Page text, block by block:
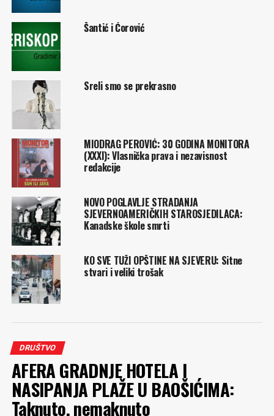
Šantić i Ćorović
Sreli smo se prekrasno
MIODRAG PEROVIĆ: 30 GODINA MONITORA
(XXXI): Vlasnička prava i nezavisnost
redakcije
NOVO POGLAVLJE STRADANJA
SJEVERNOAMERIČKIH STAROSJEDILACA:
Kanadske škole smrti
KO SVE TUŽI OPŠTINE NA SJEVERU: Sitne
stvari i veliki trošak
DRUŠTVO
AFERA GRADNJE HOTELA I
NASIPANJA PLAŽE U BAOŠIĆIMA:
Taknuto, nemaknuto